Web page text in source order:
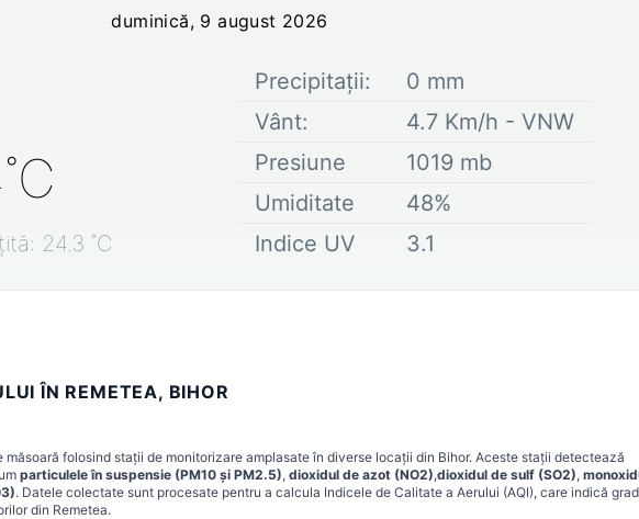
duminică, 9 august 2026
˚C
24.3 ˚C
Precipitații: 0 mm
Vânt:
4.7 Km/h - VNW
Presiune
1019 mb
Umiditate
48%
Indice UV
3.1
ÎN REMETEA, BIHOR
măsoară folosind stații de monitorizare amplasate în diverse locații din Bihor. Aceste stații detectează
particulele în suspensie (PM10 și PM2.5), dioxidul de azot (NO2),dioxidul de sulf (SO2),
. Datele colectate sunt procesate pentru a calcula Indicele de Calitate a Aerului (AQI), care indică
din Remetea.